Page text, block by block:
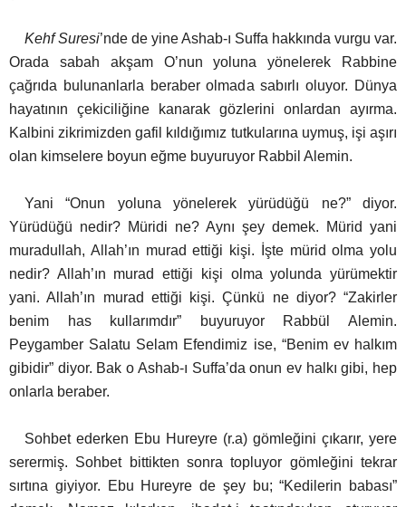
Kehf Suresi’nde de yine Ashab-ı Suffa hakkında vurgu var.
Orada sabah akşam O’nun yoluna yönelerek Rabbine
çağrıda bulunanlarla beraber olmada sabırlı oluyor. Dünya
hayatının çekiciliğine kanarak gözlerini onlardan ayırma.
Kalbini zikrimizden gafil kıldığımız tutkularına uymuş, işi aşırı
olan kimselere boyun eğme buyuruyor Rabbil Alemin.
Yani “Onun yoluna yönelerek yürüdüğü ne?” diyor.
Yürüdüğü nedir? Müridi ne? Aynı şey demek. Mürid yani
muradullah, Allah’ın murad ettiği kişi. İşte mürid olma yolu
nedir? Allah’ın murad ettiği kişi olma yolunda yürümektir
yani. Allah’ın murad ettiği kişi. Çünkü ne diyor? “Zakirler
benim has kullarımdır” buyuruyor Rabbül Alemin.
Peygamber Salatu Selam Efendimiz ise, “Benim ev halkım
gibidir” diyor. Bak o Ashab-ı Suffa’da onun ev halkı gibi, hep
onlarla beraber.
Sohbet ederken Ebu Hureyre (r.a) gömleğini çıkarır, yere
serermiş. Sohbet bittikten sonra topluyor gömleğini tekrar
sırtına giyiyor.
Ebu Hureyre de şey bu; “Kedilerin babası”